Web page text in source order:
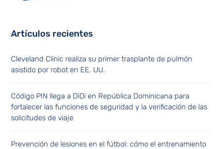
Artículos recientes
Cleveland Clinic realiza su primer trasplante de pulmón
asistido por robot en EE. UU.
Código PIN llega a DiDi en República Dominicana para
fortalecer las funciones de seguridad y la verificación de las
solicitudes de viaje
Prevención de lesiones en el fútbol: cómo el entrenamiento